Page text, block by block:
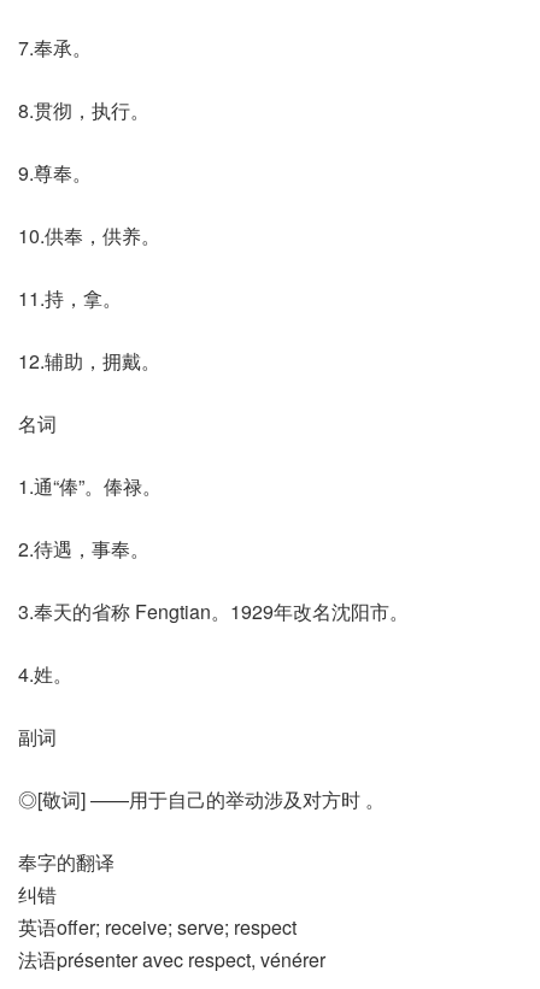
7.奉承。
8.贯彻，执行。
9.尊奉。
10.供奉，供养。
11.持，拿。
12.辅助，拥戴。
名词
1.通“俸”。俸禄。
2.待遇，事奉。
3.奉天的省称 Fengtian。1929年改名沈阳市。
4.姓。
副词
◎[敬词] ——用于自己的举动涉及对方时 。
奉字的翻译
纠错
英语offer; receive; serve; respect
法语présenter avec respect, vénérer